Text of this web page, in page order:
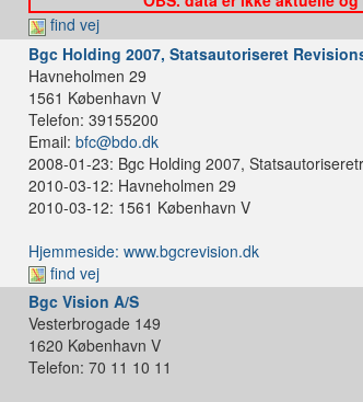
find vej
Bgc Holding 2007, Statsautoriseret
Havneholmen 29
1561 København V
Telefon: 39155200
Email: bfc@bdo.dk
2008-01-23: Bgc Holding 2007,
2010-03-12: Havneholmen 29
2010-03-12: 1561 København V
Hjemmeside: www.bgcrevision.dk
find vej
Bgc Vision A/S
Vesterbrogade 149
1620 København V
Telefon: 70 11 10 11